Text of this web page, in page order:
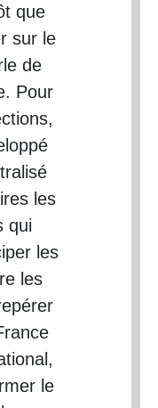
que
sur le
de
Pour
les
qui
les
les
le